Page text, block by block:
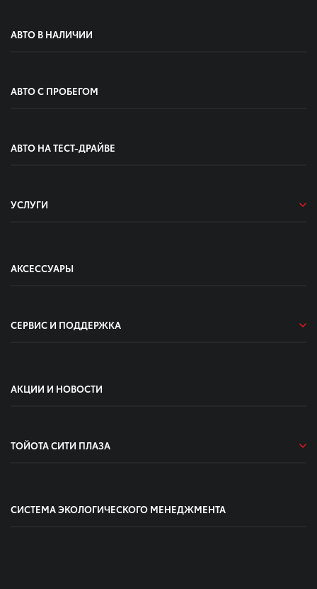
АВТО В НАЛИЧИИ
АВТО С ПРОБЕГОМ
АВТО НА ТЕСТ-ДРАЙВЕ
УСЛУГИ
АКСЕССУАРЫ
СЕРВИС И ПОДДЕРЖКА
АКЦИИ И НОВОСТИ
ТОЙОТА СИТИ ПЛАЗА
СИСТЕМА ЭКОЛОГИЧЕСКОГО МЕНЕДЖМЕНТА